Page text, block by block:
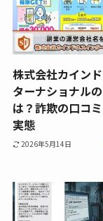
株式会社カイン
ターナショナル
は？詐欺の口コ
実態
2026年5月14日